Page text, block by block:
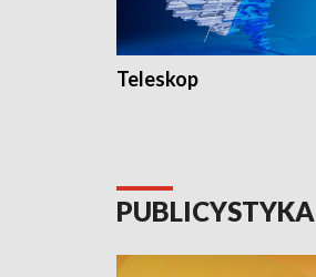
Teleskop
PUBLICYSTYKA